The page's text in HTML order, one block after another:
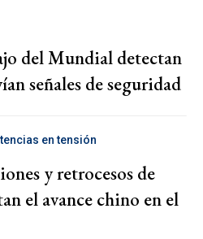
del Mundial detectan
señales de seguridad
en tensión
y retrocesos de
el avance chino en el